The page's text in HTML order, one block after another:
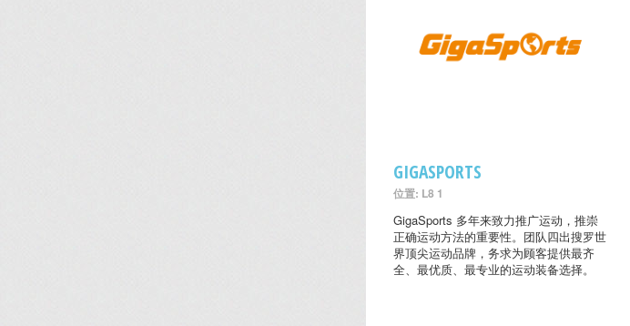
GIGASPORTS
位置: L8 1
GigaSports 多年来致力推广运动，推崇
正确运动方法的重要性。团队四出搜罗世
界顶尖运动品牌，务求为顾客提供最齐
全、最优质、最专业的运动装备选择。